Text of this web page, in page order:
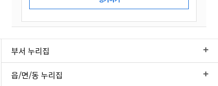
부서 누리집
읍/면/동 누리집